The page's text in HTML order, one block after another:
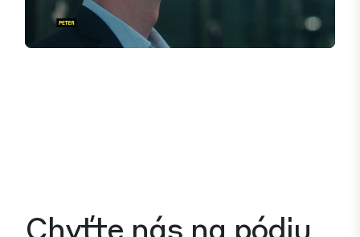
Mute Settings
Chyťte nás na pódiu